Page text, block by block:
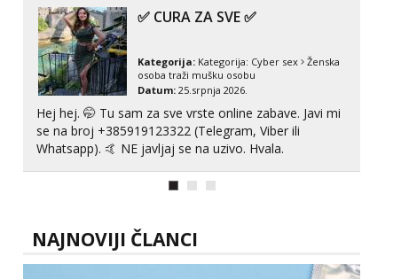
Anđela
Čekam tvoj poziv!
Tel: 064/677-677- Kod: #142
tel:0,93€ - mob:1,12€ min
✅ CURA ZA SVE ✅
Kategorija: Kategorija: Cyber sex
Ženska
osoba traži mušku osobu
Datum: 25.srpnja 2026.
Hej hej. 🤭 Tu sam za sve vrste online zabave. Javi mi
se na broj +385919123322 (Telegram, Viber ili
Whatsapp). 🤙 NE javljaj se na uzivo. Hvala.
NAJNOVIJI ČLANCI